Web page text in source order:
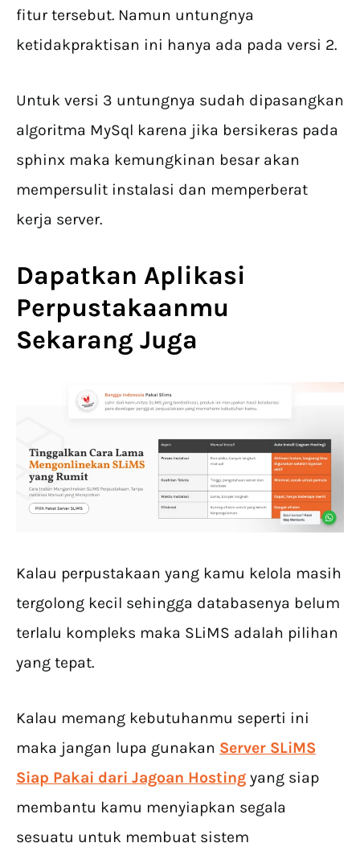
fitur tersebut. Namun untungnya
ketidakpraktisan ini hanya ada pada versi 2.
Untuk versi 3 untungnya sudah dipasangkan
algoritma MySql karena jika bersikeras pada
sphinx maka kemungkinan besar akan
mempersulit instalasi dan memperberat
kerja server.
Dapatkan Aplikasi
Perpustakaanmu
Sekarang Juga
Kalau perpustakaan yang kamu kelola masih
tergolong kecil sehingga databasenya belum
terlalu kompleks maka SLiMS adalah pilihan
yang tepat.
Kalau memang kebutuhanmu seperti ini
maka jangan lupa gunakan Server SLiMS
Siap Pakai dari Jagoan Hosting yang siap
membantu kamu menyiapkan segala
sesuatu untuk membuat sistem